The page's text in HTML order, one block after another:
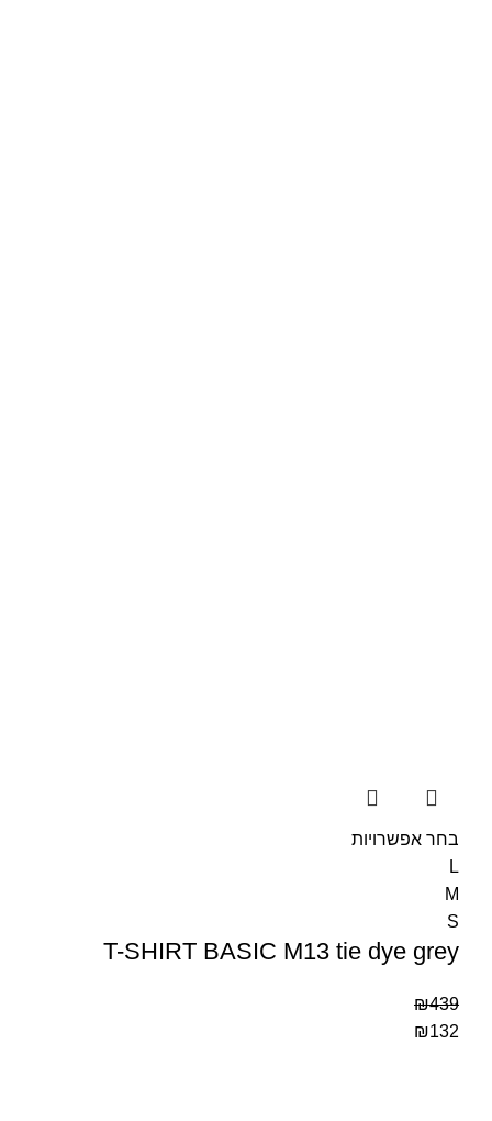
בחר אפשרויות
L
M
S
T-SHIRT BASIC M13 tie dye grey
₪439
₪132